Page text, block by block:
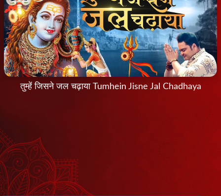
तुम्हें जिसने जल चढ़ाया Tumhein Jisne Jal Chadhaya